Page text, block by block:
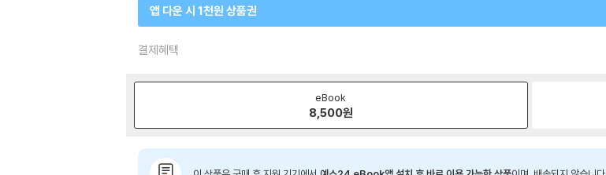
앱 다운 시 1천원 상품권
결제혜택
eBook
8,500원